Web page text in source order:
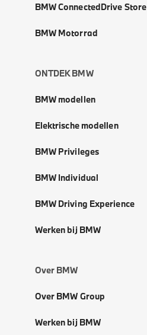
BMW ConnectedDrive Store
BMW Motorrad
ONTDEK BMW
BMW modellen
Elektrische modellen
BMW Privileges
BMW Individual
BMW Driving Experience
Werken bij BMW
Over BMW
Over BMW Group
Werken bij BMW